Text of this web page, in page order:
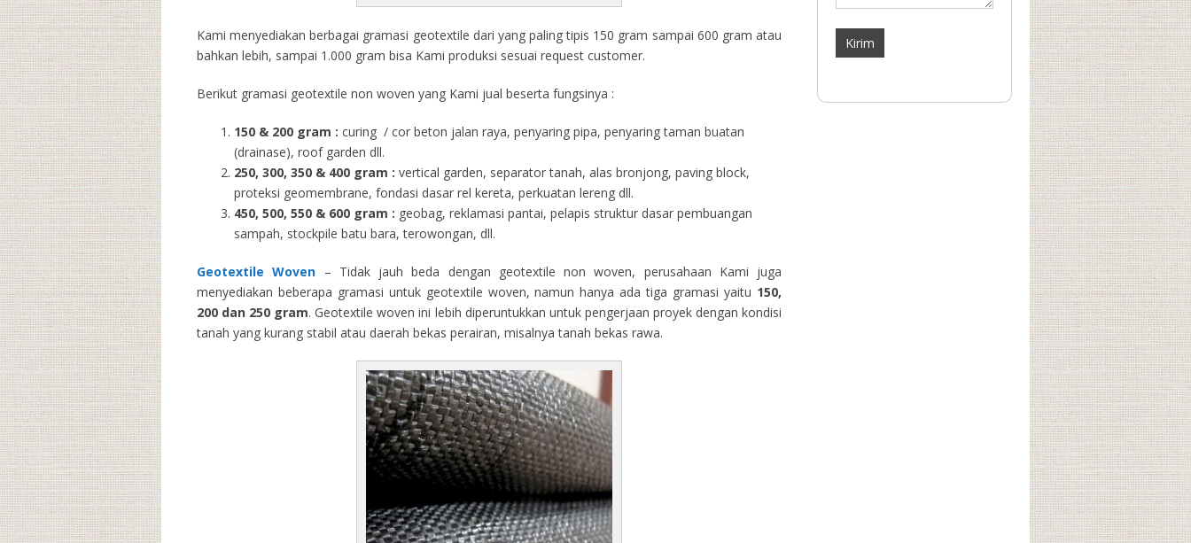
Kami menyediakan berbagai gramasi geotextile dari yang paling tipis 150 gram sampai 600 gram atau
bahkan lebih, sampai 1.000 gram bisa Kami produksi sesuai request customer.
Berikut gramasi geotextile non woven yang Kami jual beserta fungsinya :
150 & 200 gram : curing / cor beton jalan raya, penyaring pipa, penyaring taman buatan
(drainase), roof garden dll.
250, 300, 350 & 400 gram : vertical garden, separator tanah, alas bronjong, paving block,
proteksi geomembrane, fondasi dasar rel kereta, perkuatan lereng dll.
450, 500, 550 & 600 gram : geobag, reklamasi pantai, pelapis struktur dasar pembuangan
sampah, stockpile batu bara, terowongan, dll.
Geotextile Woven – Tidak jauh beda dengan geotextile non woven, perusahaan Kami juga
menyediakan beberapa gramasi untuk geotextile woven, namun hanya ada tiga gramasi yaitu 150,
200 dan 250 gram. Geotextile woven ini lebih diperuntukkan untuk pengerjaan proyek dengan kondisi
tanah yang kurang stabil atau daerah bekas perairan, misalnya tanah bekas rawa.